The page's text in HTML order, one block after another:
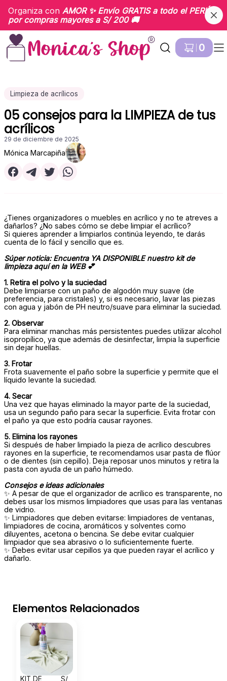
Organiza con AMOR✨ Envío GRATISa todo el PERÚ
por compras mayores a S/ 200 🚚
Ir a Inicio
0
Limpieza de acrílicos
05 consejos para la LIMPIEZA de tus
acrílicos
29 de diciembre de 2025
Mónica Marcapiña
¿Tienes organizadores o muebles en acrílico y no te atreves a
dañarlos? ¿No sabes cómo se debe limpiar el acrílico?
Si quieres aprender a limpiarlos continúa leyendo, te darás
cuenta de lo fácil y sencillo que es.
Súper noticia: Encuentra YA DISPONIBLE nuestro kit de
limpieza aquí en la WEB 💕
1. Retira el polvo y la suciedad
Debe limpiarse con un paño de algodón muy suave (de
preferencia, para cristales) y, si es necesario, lavar las piezas
con agua y jabón de PH neutro/suave para eliminar la suciedad.
2. Observar
Para eliminar manchas más persistentes puedes utilizar alcohol
isopropílico, ya que además de desinfectar, limpia la superficie
sin dejar huellas.
3. Frotar
Frota suavemente el paño sobre la superficie y permite que el
líquido levante la suciedad.
4. Secar
Una vez que hayas eliminado la mayor parte de la suciedad,
usa un segundo paño para secar la superficie. Evita frotar con
el paño ya que esto podría causar rayones.
5. Elimina los rayones
Si después de haber limpiado la pieza de acrílico descubres
rayones en la superficie, te recomendamos usar pasta de flúor
o de dientes (sin cepillo). Deja reposar unos minutos y retira la
pasta con ayuda de un paño húmedo.
Consejos e ideas adicionales
✨ A pesar de que el organizador de acrílico es transparente, no
debes usar los mismos limpiadores que usas para las ventanas
de vidrio.
✨ Limpiadores que deben evitarse: limpiadores de ventanas,
limpiadores de cocina, aromáticos y solventes como
diluyentes, acetona o bencina. Se debe evitar cualquier
limpiador que sea abrasivo o lo suficientemente fuerte.
✨ Debes evitar usar cepillos ya que pueden rayar el acrílico y
dañarlo.
Elementos Relacionados
KIT DE S/